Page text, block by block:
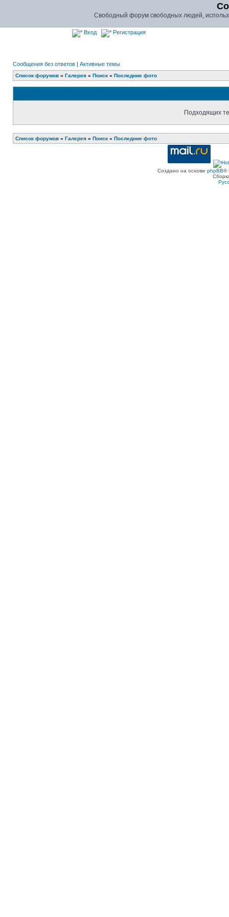
Свободный форум свободных людей,
Вход Регистрация
Сообщения без ответов | Активные темы
Список форумов » Галерея » Поиск » Последние фото
Подходящих
Список форумов » Галерея » Поиск » Последние фото
Создано на основе phpBB®